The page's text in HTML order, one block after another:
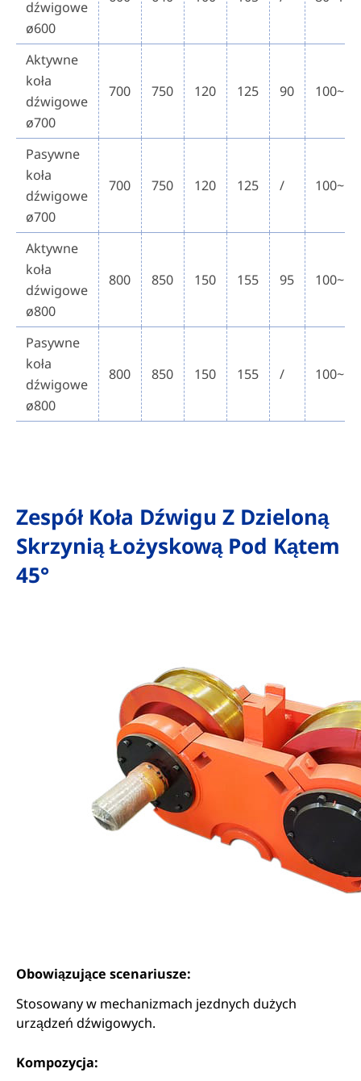
dźwigowe
ø600
Aktywne
koła
dźwigowe
ø700
700 750 120 125 90
Pasywne
koła
dźwigowe
ø700
700 750 120 125 /
Aktywne
koła
dźwigowe
ø800
800 850 150 155 95
Pasywne
koła
dźwigowe
ø800
800 850 150 155 /
Zespół Koła Dźwigu Z Dzieloną
Skrzynią Łożyskową Pod Kątem
45°
Obowiązujące scenariusze:
Stosowany w mechanizmach jezdnych dużych
urządzeń dźwigowych.
Kompozycja: